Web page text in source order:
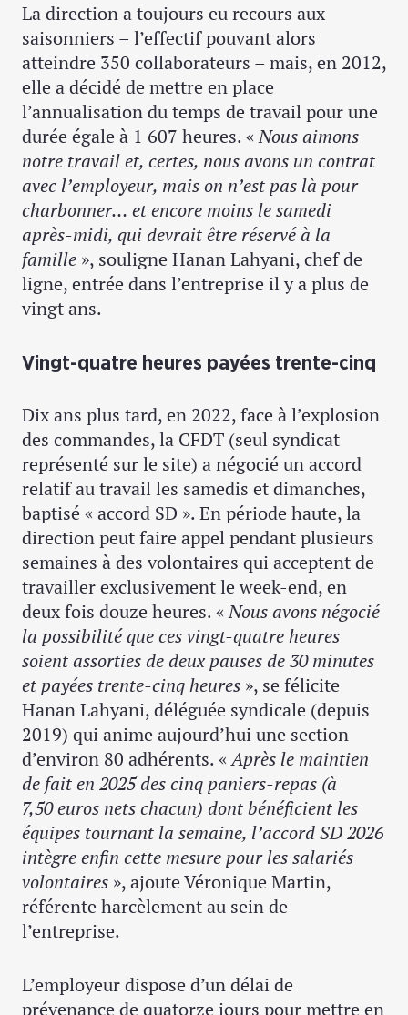
La direction a toujours eu recours aux
saisonniers – l’effectif pouvant alors
atteindre 350 collaborateurs – mais, en 2012,
elle a décidé de mettre en place
l’annualisation du temps de travail pour une
durée égale à 1 607 heures. «Nous aimons
notre travail et, certes, nous avons un contrat
avec l’employeur, mais on n’est pas là pour
charbonner… et encore moins le samedi
après-midi, qui devrait être réservé à la
famille », souligne Hanan Lahyani, chef de
ligne, entrée dans l’entreprise il y a plus de
vingt ans.
Vingt-quatre heures payées trente-cinq
Dix ans plus tard, en 2022, face à l’explosion
des commandes, la CFDT (seul syndicat
représenté sur le site) a négocié un accord
relatif au travail les samedis et dimanches,
baptisé « accord SD ». En période haute, la
direction peut faire appel pendant plusieurs
semaines à des volontaires qui acceptent de
travailler exclusivement le week-end, en
deux fois douze heures. «Nous avons négocié
la possibilité que ces vingt-quatre heures
soient assorties de deux pauses de 30 minutes
et payées trente-cinq heures », se félicite
Hanan Lahyani, déléguée syndicale (depuis
2019) qui anime aujourd’hui une section
d’environ 80 adhérents. «Après le maintien
de fait en 2025 des cinq paniers-repas (à
7,50 euros nets chacun) dont bénéficient les
équipes tournant la semaine, l’accord SD 2026
intègre enfin cette mesure pour les salariés
volontaires », ajoute Véronique Martin,
référente harcèlement au sein de
l’entreprise.
L’employeur dispose d’un délai de
prévenance de quatorze jours pour mettre en